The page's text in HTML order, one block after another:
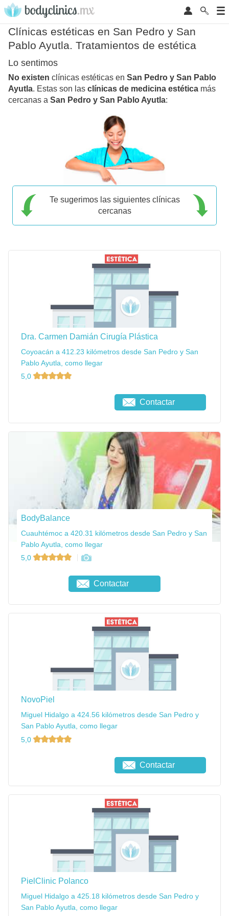
Clínicas estéticas en San Pedro y San
Pablo Ayutla. Tratamientos de estética
Lo sentimos
No existen clínicas estéticas en San Pedro y San Pablo
Ayutla. Estas son las clínicas de medicina estética más
cercanas a San Pedro y San Pablo Ayutla:
Te sugerimos las siguientes clínicas
cercanas
Dra. Carmen Damián Cirugía Plástica
Coyoacán a 412.23 kilómetros desde San Pedro y San
Pablo Ayutla, como llegar
5,0
Contactar
BodyBalance
Cuauhtémoc a 420.31 kilómetros desde San Pedro y San
Pablo Ayutla, como llegar
5,0
Contactar
NovoPiel
Miguel Hidalgo a 424.56 kilómetros desde San Pedro y
San Pablo Ayutla, como llegar
5,0
Contactar
PielClinic Polanco
Miguel Hidalgo a 425.18 kilómetros desde San Pedro y
San Pablo Ayutla, como llegar